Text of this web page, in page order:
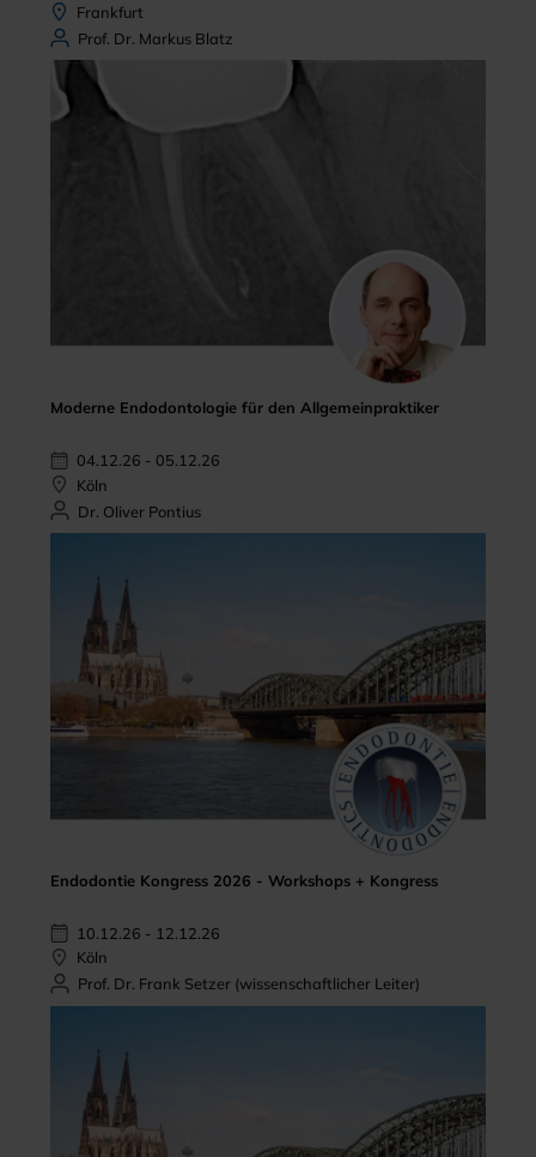
Frankfurt
Prof. Dr. Markus Blatz
Moderne Endodontologie für den Allgemeinpraktiker
04.12.26 - 05.12.26
Köln
Dr. Oliver Pontius
Endodontie Kongress 2026 - Workshops + Kongress
10.12.26 - 12.12.26
Köln
Prof. Dr. Frank Setzer (wissenschaftlicher Leiter)